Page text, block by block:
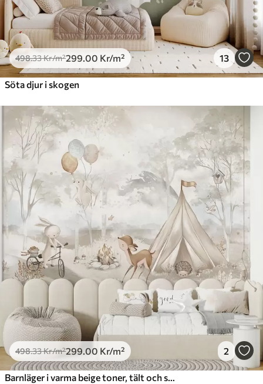
498.33Kr/m²299.00 Kr/m² 13
Söta djur i skogen
498.33Kr/m²299.00 Kr/m² 2
Barnläger i varma beige toner, tält och skogsdjur